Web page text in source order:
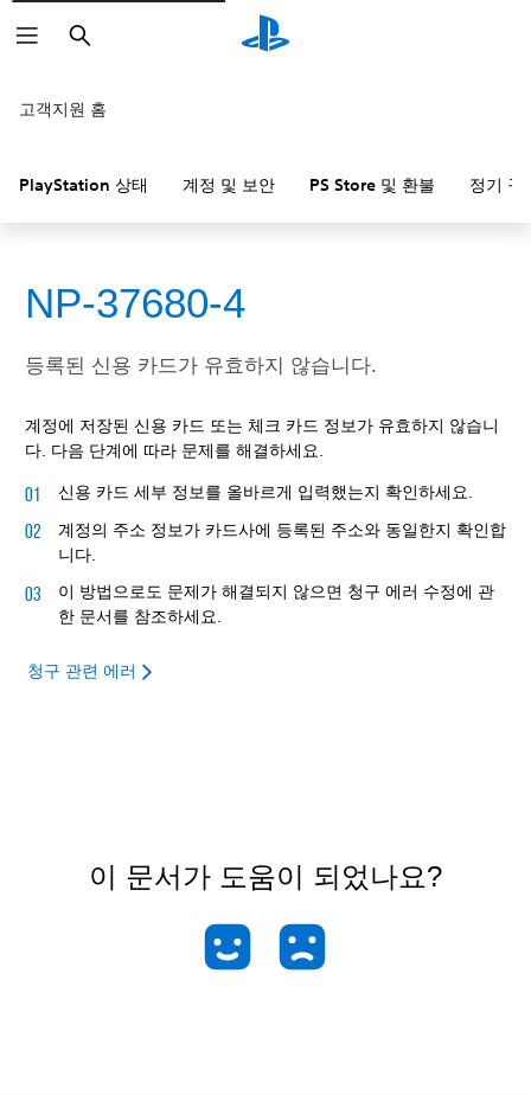
검
색
고객지원 홈
PlayStation 상태 계정 및 보안 PS Store 및 환불 정기 구
NP-37680-4
등록된 신용 카드가 유효하지 않습니다.
계정에 저장된 신용 카드 또는 체크 카드 정보가 유효하지 않습니
다. 다음 단계에 따라 문제를 해결하세요.
신용 카드 세부 정보를 올바르게 입력했는지 확인하세요.
계정의 주소 정보가 카드사에 등록된 주소와 동일한지 확인합
니다.
이 방법으로도 문제가 해결되지 않으면 청구 에러 수정에 관
한 문서를 참조하세요.
청구 관련 에러
이 문서가 도움이 되었나요?